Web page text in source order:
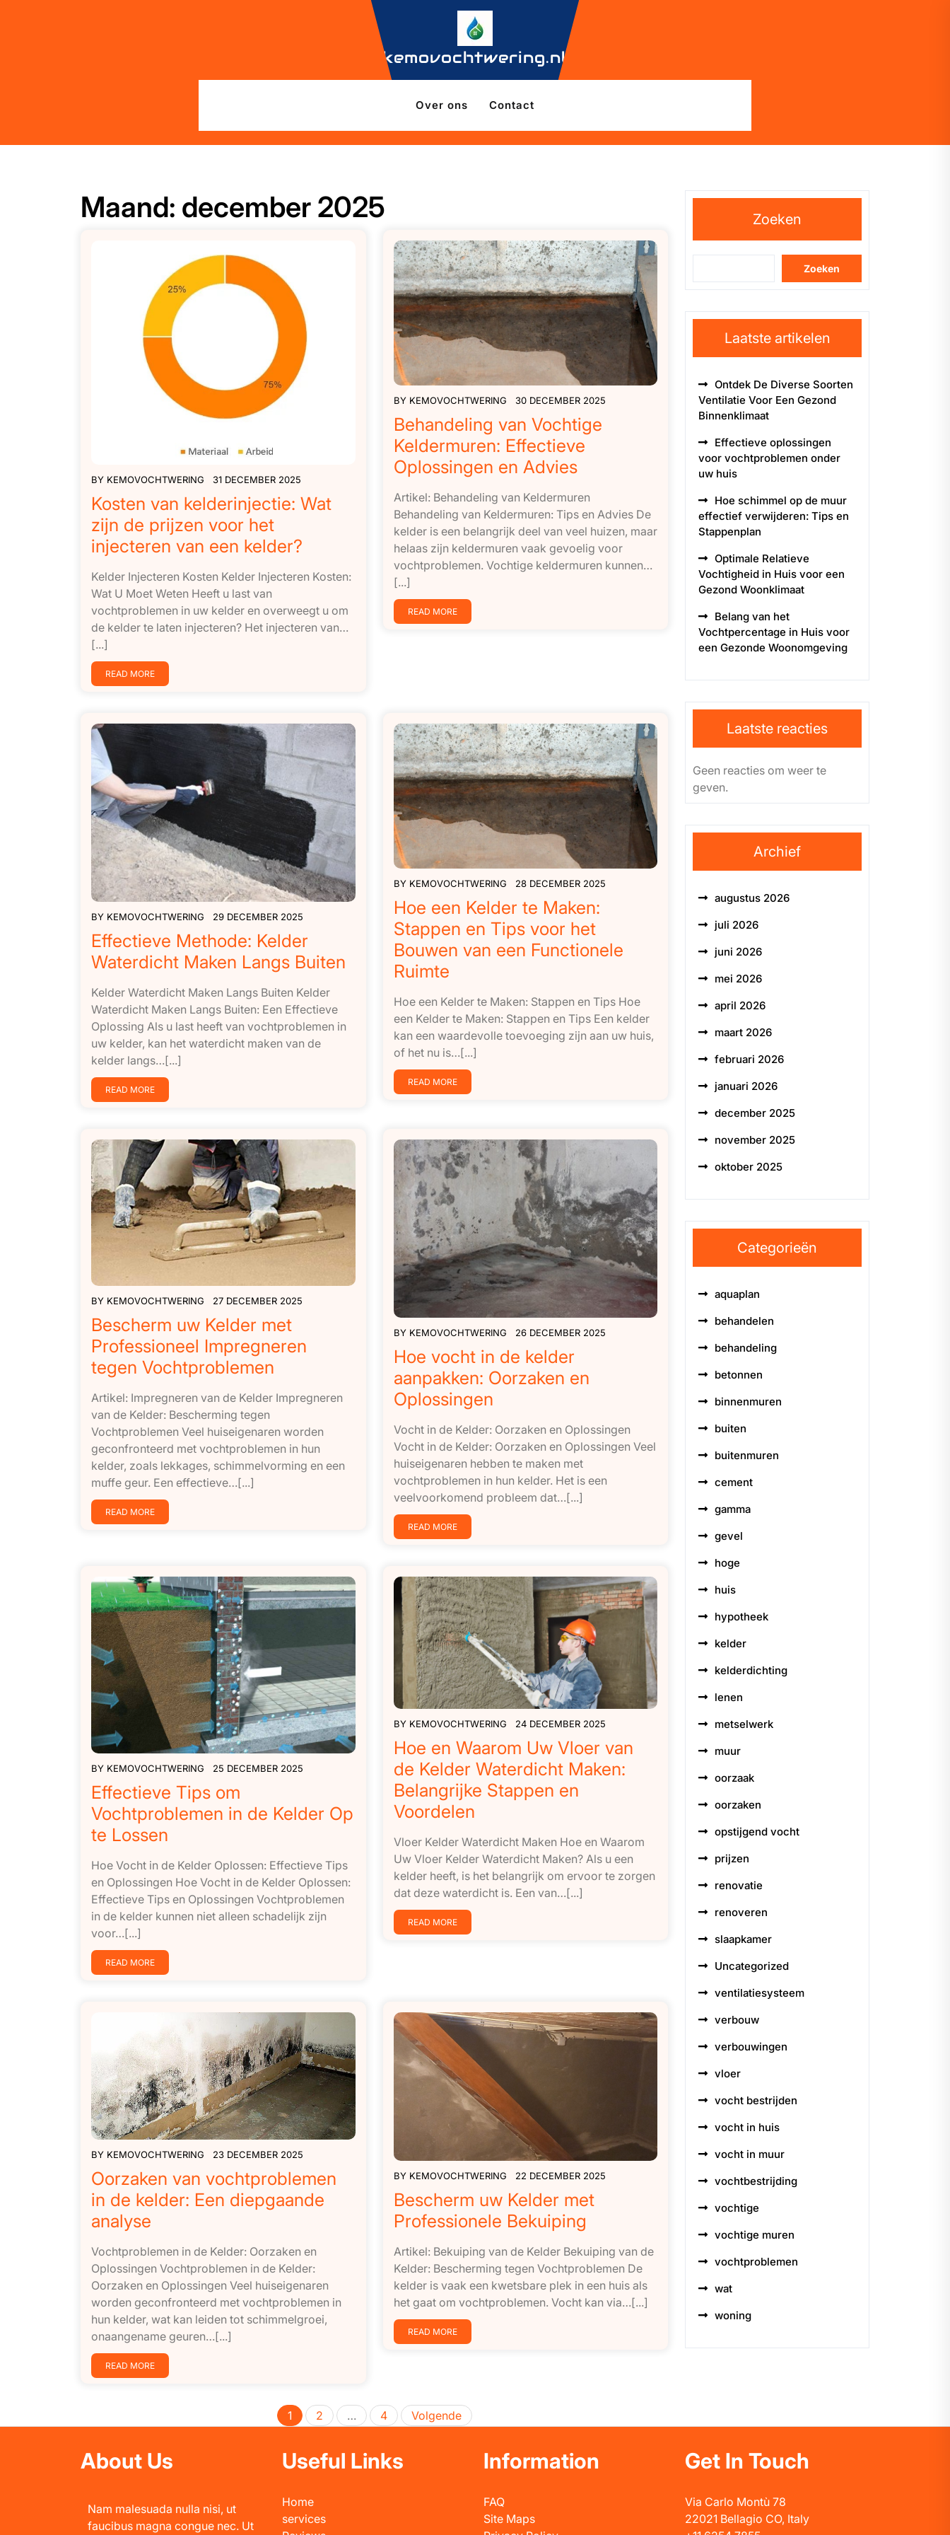
kemovochtwering.nl
Over ons Contact
Maand: december 2025
BY KEMOVOCHTWERING 31 DECEMBER 2025
Kosten van kelderinjectie: Wat
zijn de prijzen voor het
injecteren van een kelder?
Kelder Injecteren Kosten Kelder Injecteren Kosten:
Wat U Moet Weten Heeft u last van
vochtproblemen in uw kelder en overweegt u om
de kelder te laten injecteren? Het injecteren van…
[...]
READ MORE
BY KEMOVOCHTWERING 30 DECEMBER 2025
Behandeling van Vochtige
Keldermuren: Effectieve
Oplossingen en Advies
Artikel: Behandeling van Keldermuren
Behandeling van Keldermuren: Tips en Advies De
kelder is een belangrijk deel van veel huizen, maar
helaas zijn keldermuren vaak gevoelig voor
vochtproblemen. Vochtige keldermuren kunnen…
[...]
READ MORE
BY KEMOVOCHTWERING 29 DECEMBER 2025
Effectieve Methode: Kelder
Waterdicht Maken Langs Buiten
Kelder Waterdicht Maken Langs Buiten Kelder
Waterdicht Maken Langs Buiten: Een Effectieve
Oplossing Als u last heeft van vochtproblemen in
uw kelder, kan het waterdicht maken van de
kelder langs…[...]
READ MORE
BY KEMOVOCHTWERING 28 DECEMBER 2025
Hoe een Kelder te Maken:
Stappen en Tips voor het
Bouwen van een Functionele
Ruimte
Hoe een Kelder te Maken: Stappen en Tips Hoe
een Kelder te Maken: Stappen en Tips Een kelder
kan een waardevolle toevoeging zijn aan uw huis,
of het nu is…[...]
READ MORE
BY KEMOVOCHTWERING 27 DECEMBER 2025
Bescherm uw Kelder met
Professioneel Impregneren
tegen Vochtproblemen
Artikel: Impregneren van de Kelder Impregneren
van de Kelder: Bescherming tegen
Vochtproblemen Veel huiseigenaren worden
geconfronteerd met vochtproblemen in hun
kelder, zoals lekkages, schimmelvorming en een
muffe geur. Een effectieve…[...]
READ MORE
BY KEMOVOCHTWERING 26 DECEMBER 2025
Hoe vocht in de kelder
aanpakken: Oorzaken en
Oplossingen
Vocht in de Kelder: Oorzaken en Oplossingen
Vocht in de Kelder: Oorzaken en Oplossingen Veel
huiseigenaren hebben te maken met
vochtproblemen in hun kelder. Het is een
veelvoorkomend probleem dat…[...]
READ MORE
BY KEMOVOCHTWERING 25 DECEMBER 2025
Effectieve Tips om
Vochtproblemen in de Kelder Op
te Lossen
Hoe Vocht in de Kelder Oplossen: Effectieve Tips
en Oplossingen Hoe Vocht in de Kelder Oplossen:
Effectieve Tips en Oplossingen Vochtproblemen
in de kelder kunnen niet alleen schadelijk zijn
voor…[...]
READ MORE
BY KEMOVOCHTWERING 24 DECEMBER 2025
Hoe en Waarom Uw Vloer van
de Kelder Waterdicht Maken:
Belangrijke Stappen en
Voordelen
Vloer Kelder Waterdicht Maken Hoe en Waarom
Uw Vloer Kelder Waterdicht Maken? Als u een
kelder heeft, is het belangrijk om ervoor te zorgen
dat deze waterdicht is. Een van…[...]
READ MORE
BY KEMOVOCHTWERING 23 DECEMBER 2025
Oorzaken van vochtproblemen
in de kelder: Een diepgaande
analyse
Vochtproblemen in de Kelder: Oorzaken en
Oplossingen Vochtproblemen in de Kelder:
Oorzaken en Oplossingen Veel huiseigenaren
worden geconfronteerd met vochtproblemen in
hun kelder, wat kan leiden tot schimmelgroei,
onaangename geuren…[...]
READ MORE
BY KEMOVOCHTWERING 22 DECEMBER 2025
Bescherm uw Kelder met
Professionele Bekuiping
Artikel: Bekuiping van de Kelder Bekuiping van de
Kelder: Bescherming tegen Vochtproblemen De
kelder is vaak een kwetsbare plek in een huis als
het gaat om vochtproblemen. Vocht kan via…[...]
READ MORE
Berichten
1 2 … 4 Volgende
Zoeken
Zoeken
Laatste artikelen
Ontdek De Diverse Soorten
Ventilatie Voor Een Gezond
Binnenklimaat
Effectieve oplossingen
voor vochtproblemen onder
uw huis
Hoe schimmel op de muur
effectief verwijderen: Tips en
Stappenplan
Optimale Relatieve
Vochtigheid in Huis voor een
Gezond Woonklimaat
Belang van het
Vochtpercentage in Huis voor
een Gezonde Woonomgeving
Laatste reacties
Geen reacties om weer te
geven.
Archief
augustus 2026
juli 2026
juni 2026
mei 2026
april 2026
maart 2026
februari 2026
januari 2026
december 2025
november 2025
oktober 2025
Categorieën
aquaplan
behandelen
behandeling
betonnen
binnenmuren
buiten
buitenmuren
cement
gamma
gevel
hoge
huis
hypotheek
kelder
kelderdichting
lenen
metselwerk
muur
oorzaak
oorzaken
opstijgend vocht
prijzen
renovatie
renoveren
slaapkamer
Uncategorized
ventilatiesysteem
verbouw
verbouwingen
vloer
vocht bestrijden
vocht in huis
vocht in muur
vochtbestrijding
vochtige
vochtige muren
vochtproblemen
wat
woning
About Us
Nam malesuada nulla nisi, ut
faucibus magna congue nec. Ut
Useful Links
Home
services
Information
FAQ
Site Maps
Get In Touch
Via Carlo Montù 78
22021 Bellagio CO, Italy